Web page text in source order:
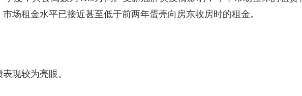
场租金水平已接近甚至低于前两年蛋壳向房东收房时的租金。
现较为亮眼。